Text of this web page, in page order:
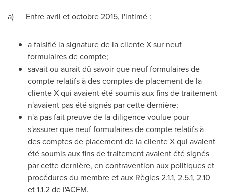
a) Entre avril et octobre 2015, l'intimé :
a falsifié la signature de la cliente X sur neuf
formulaires de compte;
savait ou aurait dû savoir que neuf formulaires de
compte relatifs à des comptes de placement de la
cliente X qui avaient été soumis aux fins de traitement
n'avaient pas été signés par cette dernière;
n'a pas fait preuve de la diligence voulue pour
s'assurer que neuf formulaires de compte relatifs à
des comptes de placement de la cliente X qui avaient
été soumis aux fins de traitement avaient été signés
par cette dernière, en contravention aux politiques et
procédures du membre et aux Règles 2.1.1, 2.5.1, 2.10
et 1.1.2 de l'ACFM.